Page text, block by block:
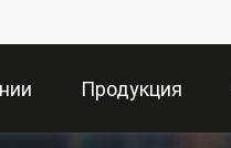
Продукция